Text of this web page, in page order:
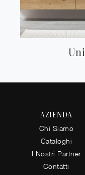
AZIENDA
Chi Siamo
Cataloghi
I Nostri Partner
Contatti